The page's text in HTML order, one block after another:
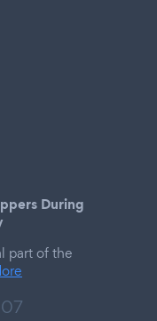
During
part of the